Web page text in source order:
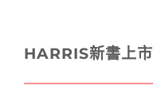
HARRIS新書上市